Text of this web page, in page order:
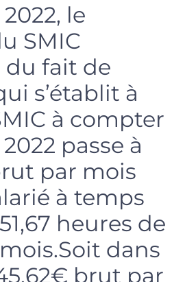
le
SMIC
fait de
s’établit à
à compter
passe à
par mois
à temps
heures de
dans
brut par